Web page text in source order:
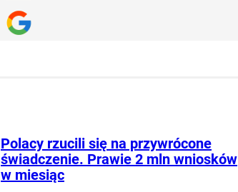
Polacy rzucili się na przywrócone
świadczenie. Prawie 2 mln wniosków
w miesiąc